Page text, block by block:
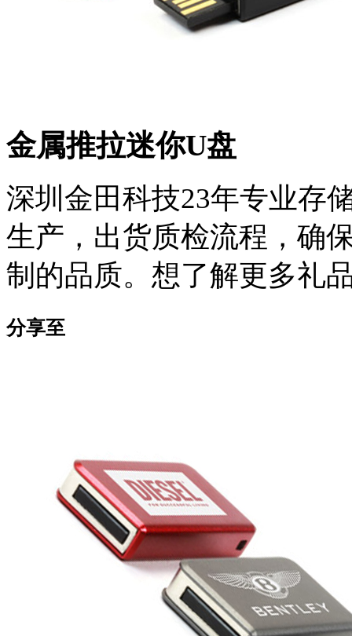
金属推拉迷你U盘
深圳金田科技23年专业存
生产，出货质检流程，确
制的品质。想了解更多礼
分享至